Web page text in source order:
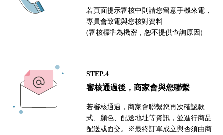
若頁面提示審核中則請您留意手機來電，
專員會致電與您核對資料
(審核標準為機密，恕不提供查詢原因)
STEP.4
審核通過後，商家會與您聯繫
若審核通過，商家會聯繫您再次確認款
式、顏色、配送地址等資訊，並進行商品
配送或面交。※最終訂單成立與否須由商